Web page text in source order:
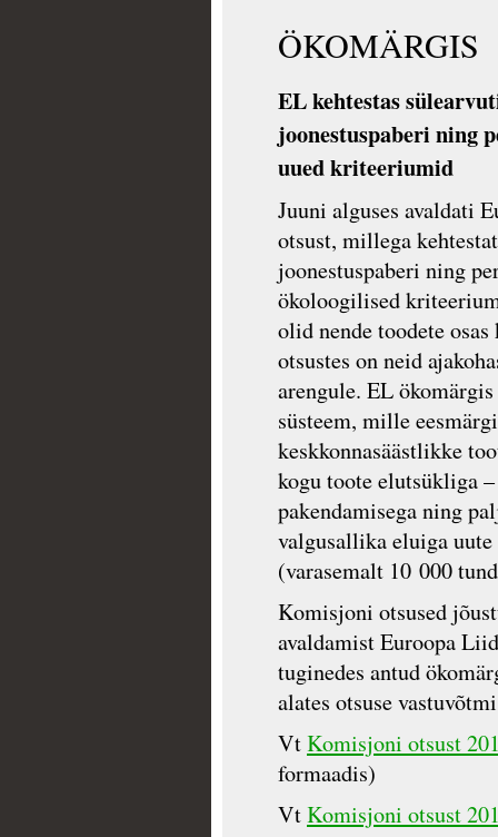
ÖKOMÄRGIS
EL kehtestas
joonestuspaberi ning
uued kriteeriumid
Juuni alguses avaldati
otsust, millega
joonestuspaberi ning
ökoloogilised
olid nende toodete
otsustes on neid
arengule. EL
süsteem, mille
keskkonnasäästlikke
kogu toote elutsükliga
pakendamisega ning
valgusallika eluiga
(varasemalt 10 000
Komisjoni otsused
avaldamist Euroopa
tuginedes antud
alates otsuse
VtKomisjoni otsust
formaadis)
VtKomisjoni otsust